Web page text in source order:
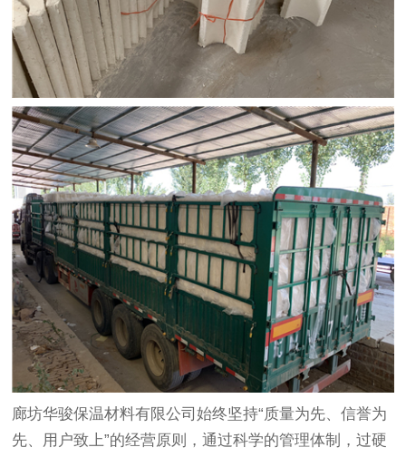
廊坊华骏保温材料有限公司始终坚持“质量为先、信誉为
先、用户致上”的经营原则，通过科学的管理体制，过硬